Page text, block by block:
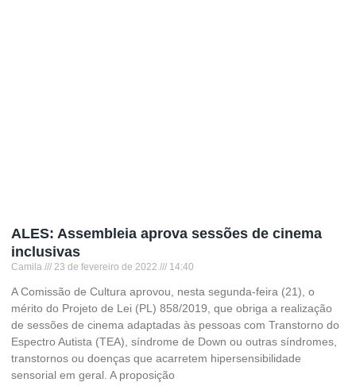
ALES: Assembleia aprova sessões de cinema
inclusivas
Camila 23 de fevereiro de 2022 14:40
A Comissão de Cultura aprovou, nesta segunda-feira (21), o
mérito do Projeto de Lei (PL) 858/2019, que obriga a realização
de sessões de cinema adaptadas às pessoas com Transtorno do
Espectro Autista (TEA), síndrome de Down ou outras síndromes,
transtornos ou doenças que acarretem hipersensibilidade
sensorial em geral. A proposição